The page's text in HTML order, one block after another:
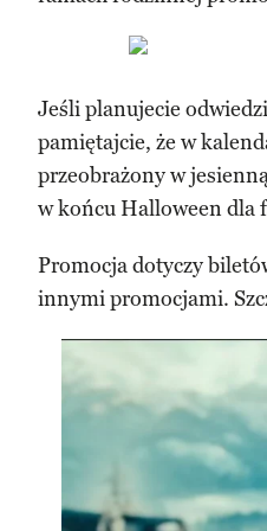
Jeśli planujecie
pamiętajcie, że w
przeobrażony w
w końcu Halloween dla
Promocja dotyczy
innymi promocjami.